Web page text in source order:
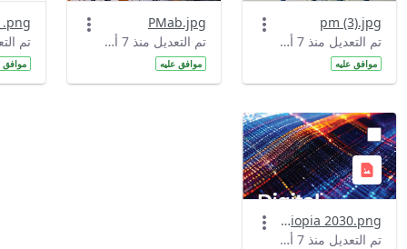
pm (3).jpg
تم التعديل منذ 7 أشهر بواسطة Denber Getahun.
موافق عليه
PMab.jpg
تم التعديل منذ 7 أشهر بواسطة Denber Getahun.
موافق عليه موافق
Digitl Ethiopia 2030.png
تم التعديل منذ 7 أشهر بواسطة Denber Getahun.